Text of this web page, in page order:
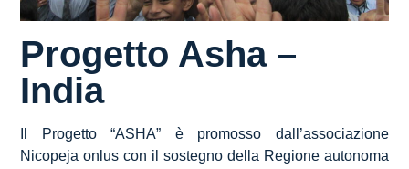
Progetto Asha –
India
Il Progetto “ASHA” è promosso dall’associazione
Nicopeja onlus con il sostegno della Regione autonoma